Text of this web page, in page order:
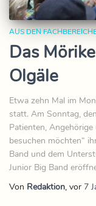
AUS DEN
Das
Olgäle
Etwa zehn Mal im
statt. Am Sonntag,
Patienten,
besuchen möchten“
Band und dem
Junior Big Band
Von Redaktion, vor 7